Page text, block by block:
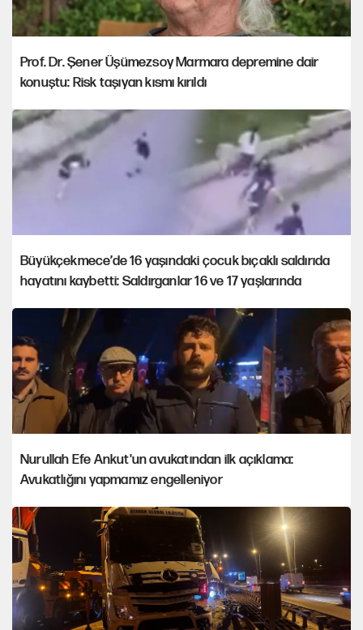
Prof. Dr. Şener Üşümezsoy Marmara depremine dair
konuştu: Risk taşıyan kısmı kırıldı
Büyükçekmece’de 16 yaşındaki çocuk bıçaklı saldırıda
hayatını kaybetti: Saldırganlar 16 ve 17 yaşlarında
Nurullah Efe Ankut'un avukatından ilk açıklama:
Avukatlığını yapmamız engelleniyor